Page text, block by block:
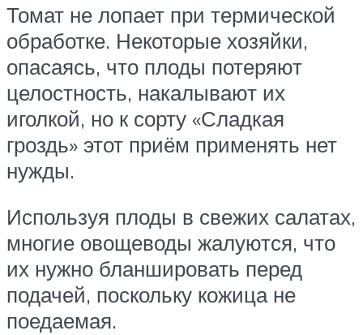
Томат не лопает при термической
обработке. Некоторые хозяйки,
опасаясь, что плоды потеряют
целостность, накалывают их
иголкой, но к сорту «Сладкая
гроздь» этот приём применять нет
нужды.
Используя плоды в свежих салатах,
многие овощеводы жалуются, что
их нужно бланшировать перед
подачей, поскольку кожица не
поедаемая.